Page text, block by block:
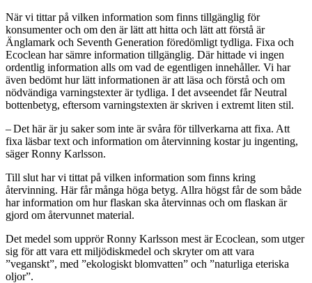
När vi tittar på vilken information som finns tillgänglig för
konsumenter och om den är lätt att hitta och lätt att förstå är
Änglamark och Seventh Generation föredömligt tydliga. Fixa och
Ecoclean har sämre information tillgänglig. Där hittade vi ingen
ordentlig information alls om vad de egentligen innehåller. Vi har
även bedömt hur lätt informationen är att läsa och förstå och om
nödvändiga varningstexter är tydliga. I det avseendet får Neutral
bottenbetyg, eftersom varningstexten är skriven i extremt liten stil.
– Det här är ju saker som inte är svåra för tillverkarna att fixa. Att
fixa läsbar text och information om återvinning kostar ju ingenting,
säger Ronny Karlsson.
Till slut har vi tittat på vilken information som finns kring
återvinning. Här får många höga betyg. Allra högst får de som både
har information om hur flaskan ska återvinnas och om flaskan är
gjord om återvunnet material.
Det medel som upprör Ronny Karlsson mest är Ecoclean, som utger
sig för att vara ett miljödiskmedel och skryter om att vara
”veganskt”, med ”ekologiskt blomvatten” och ”naturliga eteriska
oljor”.